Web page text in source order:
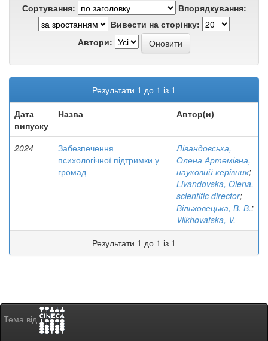
Сортування:
Впорядкування:
Вивести на сторінку:
Автори:
Результати 1 до 1 із 1
Дата
випуску
Назва Автор(и)
2024
Забезпечення
психологічної підтримки у
громад
Лівандовська,
Олена Артемівна,
науковий керівник;
Livandovska, Olena,
scientific director;
Вільховецька, В. В.;
Vilkhovatska, V.
Результати 1 до 1 із 1
Тема від